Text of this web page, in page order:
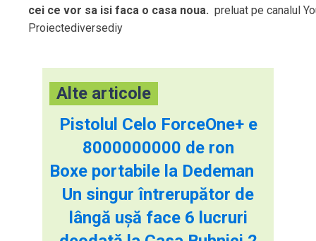
cei ce vor sa isi faca o casa noua. preluat pe canalul
Proiectediversediy
Alte articole
Pistolul Celo ForceOne+ e
8000000000 de ron
Boxe portabile la Dedeman
Un singur întrerupător de
lângă ușă face 6 lucruri